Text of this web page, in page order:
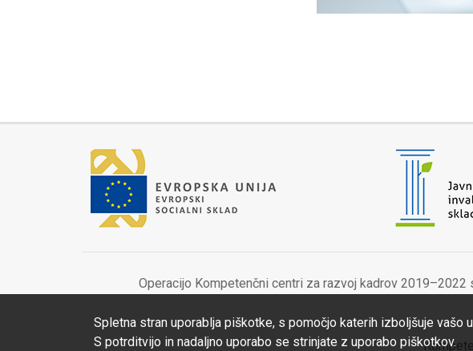
Spletna stran uporablja piškotke, s pomočjo katerih izboljšuje vašo
S potrditvijo in nadaljno uporabo se strinjate z uporabo piškotkov.
Operacijo Kompetenčni centri za razvoj kadrov